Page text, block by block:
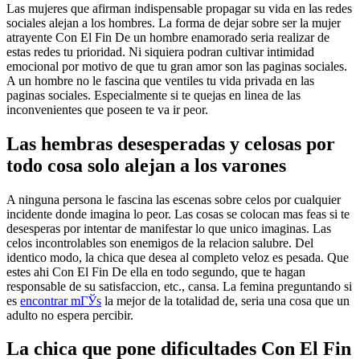
Las mujeres que afirman indispensable propagar su vida en las redes
sociales alejan a los hombres. La forma de dejar sobre ser la mujer
atrayente Con El Fin De un hombre enamorado seri­a realizar de
estas redes tu prioridad. Ni siquiera podran cultivar intimidad
emocional por motivo de que tu gran amor son las paginas sociales.
A un hombre no le fascina que ventiles tu vida privada en las
paginas sociales. Especialmente si te quejas en linea de las
inconvenientes que poseen te va ir peor.
Las hembras desesperadas y celosas por
todo cosa solo alejan a los varones
A ninguna persona le fascina las escenas sobre celos por cualquier
incidente donde imagina lo peor. Las cosas se colocan mas feas si te
desesperas por intentar de manifestar lo que unico imaginas. Las
celos incontrolables son enemigos de la relacion salubre. Del
identico modo, la chica que desea al completo veloz es pesada. Que
estes ahi Con El Fin De ella en todo segundo, que te hagan
responsable de su satisfaccion, etc., cansa. La femina preguntando si
es encontrar mГЎs la mejor de la totalidad de, seri­a una cosa que un
adulto no espera percibir.
La chica que pone dificultades Con El Fin